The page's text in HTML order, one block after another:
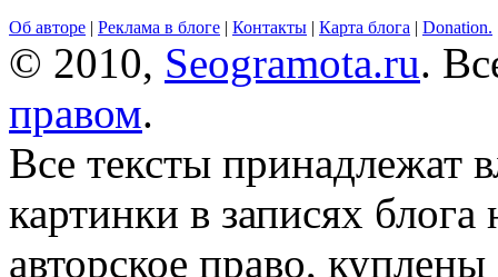
Об авторе | Реклама в блоге | Контакты | Карта блога | Donation.
© 2010, Seogramota.ru.
правом.
Все тексты принадлежат
картинки в записях
авторское право, куплены